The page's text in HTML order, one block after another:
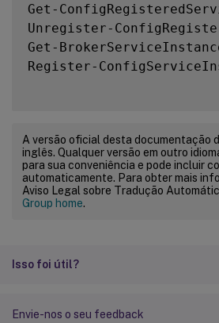
Get-
Unregister-
Get-
Register-
A versão oficial desta documentação
inglês. Qualquer versão em outro
para sua conveniência e pode incluir
automaticamente. Para obter mais
Aviso Legal sobre Tradução
Group home.
Isso foi útil?
Envie-nos o seu feedback